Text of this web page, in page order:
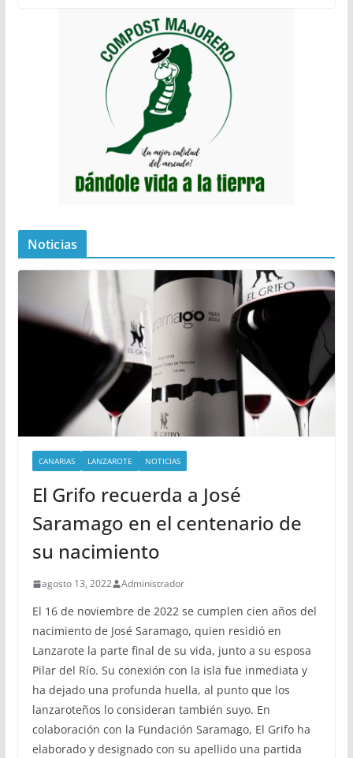
Noticias
CANARIAS LANZAROTE NOTICIAS
El Grifo recuerda a José
Saramago en el centenario de
su nacimiento
agosto 13, 2022 Administrador
El 16 de noviembre de 2022 se cumplen cien años del
nacimiento de José Saramago, quien residió en
Lanzarote la parte final de su vida, junto a su esposa
Pilar del Río. Su conexión con la isla fue inmediata y
ha dejado una profunda huella, al punto que los
lanzaroteños lo consideran también suyo. En
colaboración con la Fundación Saramago, El Grifo ha
elaborado y designado con su apellido una partida